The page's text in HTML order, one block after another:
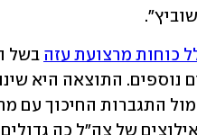
כוחות מרצועת עזה